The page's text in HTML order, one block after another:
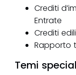
Crediti
Entrate
Crediti
Rapporto
Temi